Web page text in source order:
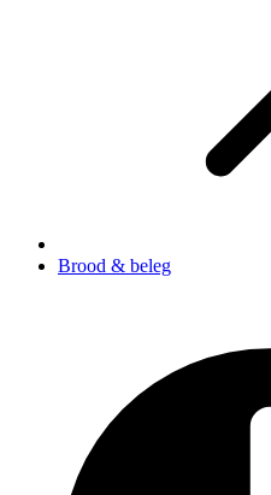
Brood & beleg